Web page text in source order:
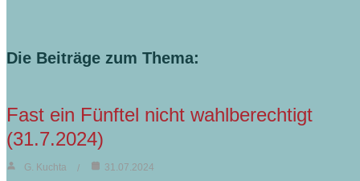
Die Beiträge zum Thema:
Fast ein Fünftel nicht wahlberechtigt
(31.7.2024)
G. Kuchta 31.07.2024